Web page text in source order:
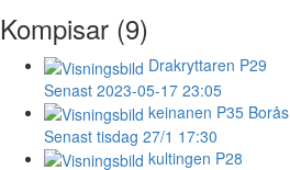
Kompisar (9)
Drakryttaren P29
Senast 2023-05-17 23:05
keinanen P35 Borås
Senast tisdag 27/1 17:30
kultingen P28